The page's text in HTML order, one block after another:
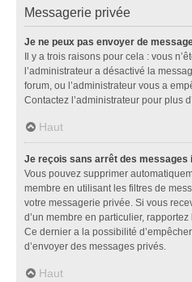
Messagerie privée
Je ne peux pas envoyer de
Il y a trois raisons pour cela : vous
l’administrateur a désactivé la
forum, ou l’administrateur vous a
Contactez l’administrateur pour plus
Haut
Je reçois sans arrêt des messages
Vous pouvez supprimer
membre en utilisant les filtres de
votre messagerie privée. Si vous
d’un membre en particulier,
Ce dernier a la possibilité
d’envoyer des messages privés.
Haut